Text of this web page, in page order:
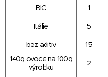
BIO
1
Itálie 5
bez aditiv 15
140g ovoce na 100g
výrobku
2